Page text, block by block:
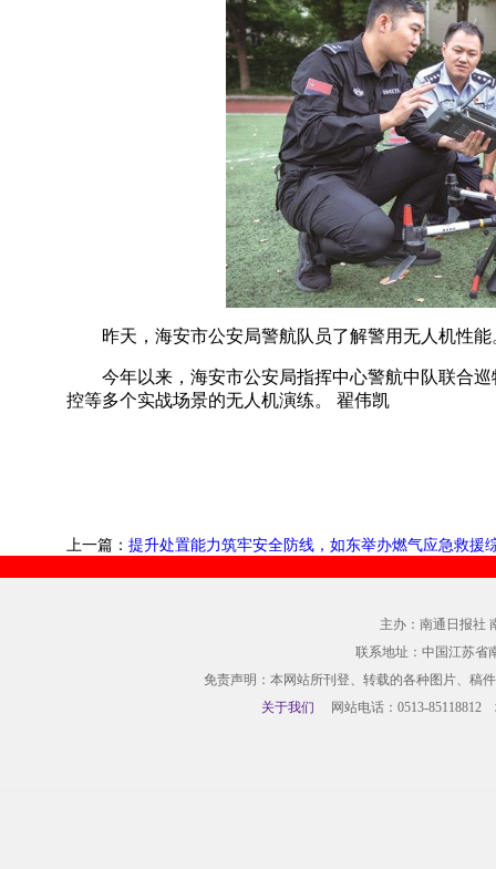
昨天，海安市公安局警航队员了解警用无人机性能
今年以来，海安市公安局指挥中心警航中队联合
控等多个实战场景的无人机演练。 翟伟凯
上一篇： 提升处置能力筑牢安全防线，如东举办燃气应急救援
主办：南通日报社
联系地址：中国江苏省
免责声明：本网站所刊登、转载的各种图片、稿
关于我们 网站电话：0513-85118812